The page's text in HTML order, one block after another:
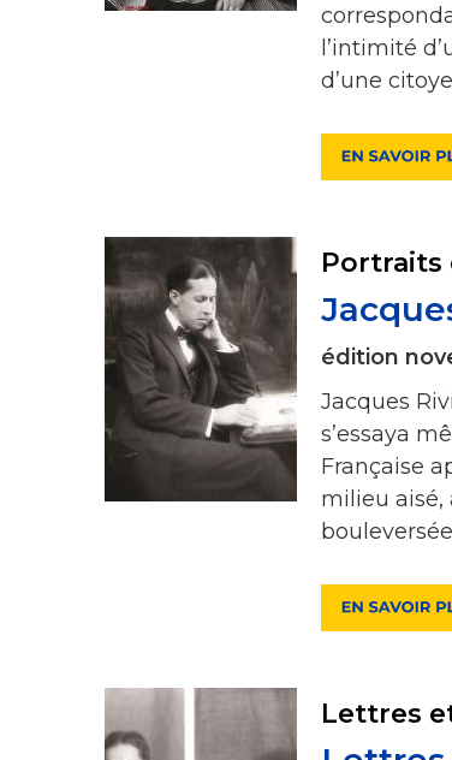
l’intimité
d’une
Portraits
édition
Jacques
s’essaya
Française
milieu aisé,
Lettres